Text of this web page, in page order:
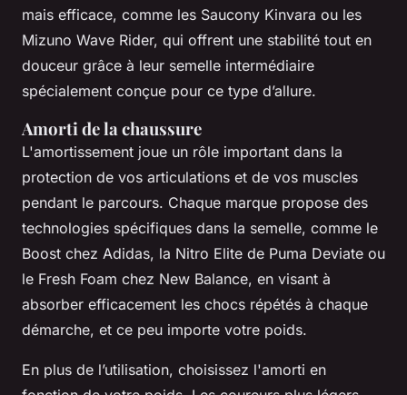
mais efficace, comme les Saucony Kinvara ou les
Mizuno Wave Rider, qui offrent une stabilité tout en
douceur grâce à leur semelle intermédiaire
spécialement conçue pour ce type d’allure.
Amorti de la chaussure
L'amortissement joue un rôle important dans la
protection de vos articulations et de vos muscles
pendant le parcours. Chaque marque propose des
technologies spécifiques dans la semelle, comme le
Boost chez Adidas, la Nitro Elite de Puma Deviate ou
le Fresh Foam chez New Balance, en visant à
absorber efficacement les chocs répétés à chaque
démarche, et ce peu importe votre poids.
En plus de l’utilisation, choisissez l'amorti en